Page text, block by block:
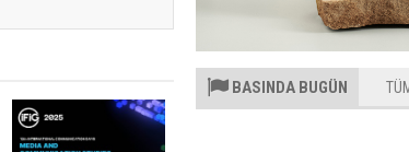
BASINDA BUGÜN